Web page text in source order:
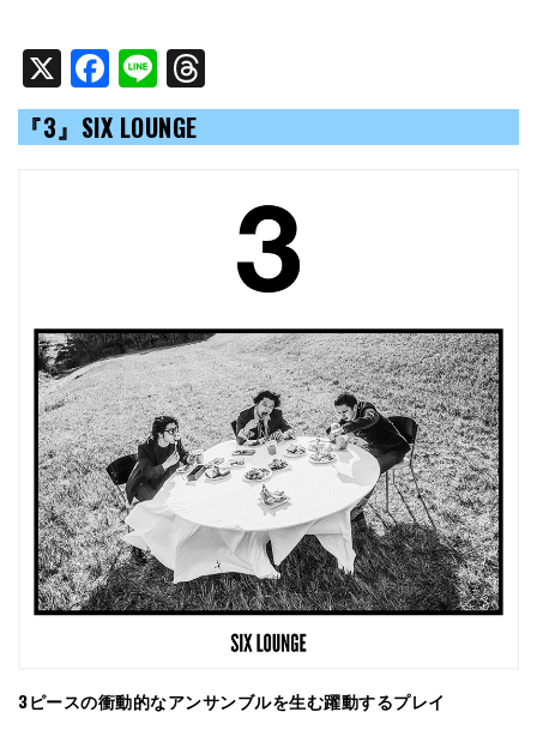
X Facebook
Line
『3』 SIX LOUNGE
3ピースの衝動的なアンサンブルを生む躍動するプレイ